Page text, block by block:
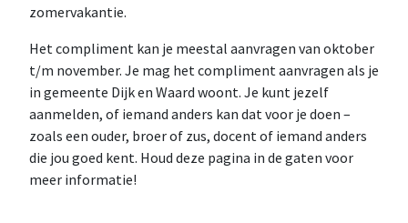
zomervakantie.
Het compliment kan je meestal aanvragen van oktober
t/m november. Je mag het compliment aanvragen als je
in gemeente Dijk en Waard woont. Je kunt jezelf
aanmelden, of iemand anders kan dat voor je doen –
zoals een ouder, broer of zus, docent of iemand anders
die jou goed kent. Houd deze pagina in de gaten voor
meer informatie!